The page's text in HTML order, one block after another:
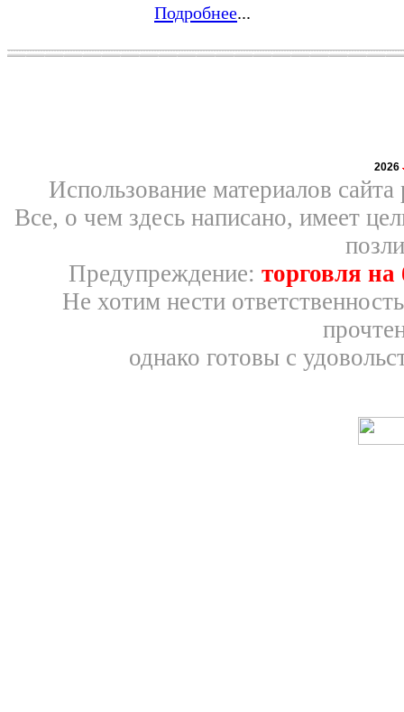
Подробнее...
2026
Использование материалов
Все, о чем здесь написано, имеет
Предупреждение: торговля
Не хотим нести
однако готовы с